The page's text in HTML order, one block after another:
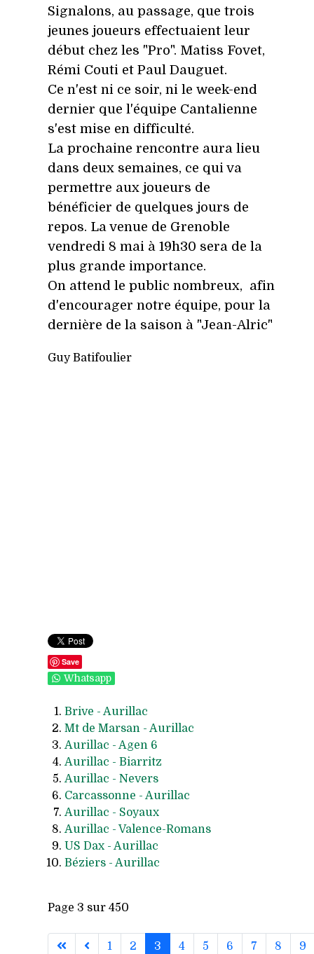
Signalons, au passage, que trois
jeunes joueurs effectuaient leur
début chez les "Pro". Matiss Fovet,
Rémi Couti et Paul Dauguet.
Ce n'est ni ce soir, ni le week-end
dernier que l'équipe Cantalienne
s'est mise en difficulté.
La prochaine rencontre aura lieu
dans deux semaines, ce qui va
permettre aux joueurs de
bénéficier de quelques jours de
repos. La venue de Grenoble
vendredi 8 mai à 19h30 sera de la
plus grande importance.
On attend le public nombreux, afin
d'encourager notre équipe, pour la
dernière de la saison à "Jean-Alric"
Guy Batifoulier
Save
Whatsapp
Brive - Aurillac
Mt de Marsan - Aurillac
Aurillac - Agen 6
Aurillac - Biarritz
Aurillac - Nevers
Carcassonne - Aurillac
Aurillac - Soyaux
Aurillac - Valence-Romans
US Dax - Aurillac
Béziers - Aurillac
Page 3 sur 450
1 2 3 4 5 6 7 8 9